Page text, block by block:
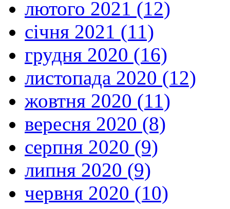
лютого 2021 (12)
січня 2021 (11)
грудня 2020 (16)
листопада 2020 (12)
жовтня 2020 (11)
вересня 2020 (8)
серпня 2020 (9)
липня 2020 (9)
червня 2020 (10)